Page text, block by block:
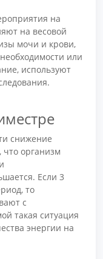
на
на весовой
мочи и крови,
или
используют
снижение
организм
Если 3
то
с
такая ситуация
энергии на